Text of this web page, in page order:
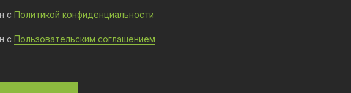
с Политикой конфиденциальности
с Пользовательским соглашением